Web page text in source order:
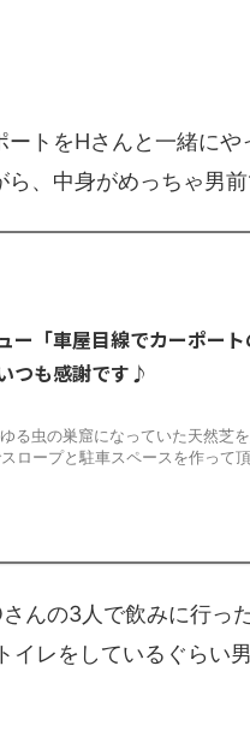
トをHさんと一緒に
、中身がめっちゃ男前
ー「車屋目線でカーポー
つも感謝です♪
る虫の巣窟になっていた天然芝
ロープと駐車スペースを作って
んの3人で飲みに行っ
イレをしているぐらい